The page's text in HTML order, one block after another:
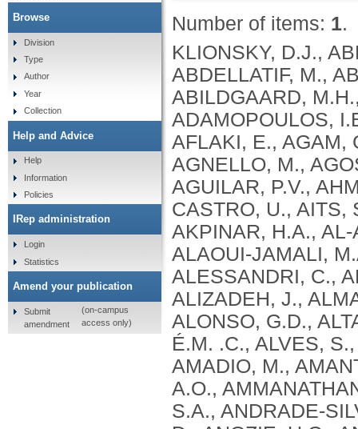
Number of items: 1.
KLIONSKY, D.J., ABDEL-AZIZ, A.K., ABDELFATAH, S., ABDELLATIF, M., ABDOLI, A., ABEL, S., ABELIOVICH, H., ABILDGAARD, M.H., ABUDU, Y.P., ACEVEDO-AROZENA, A., ADAMOPOULOS, I.E., ADELI, K., ADOLPH, T.E., ADORNETTO, A., AFLAKI, E., AGAM, G., AGARWAL, A., AGGARWAL, B.B., AGNELLO, M., AGOSTINIS, P., AGREWALA, J.N., AGROTIS, A., AGUILAR, P.V., AHMAD, S. .T., AHMED, Z.M., AHUMADA-CASTRO, U., AITS, S., AIZAWA, S., AKKOC, Y., AKOUMIANAKI, T., AKPINAR, H.A., AL-ABD, A.M., AL-AKRA, L., AL-GHARAIBEH, A., ALAOUI-JAMALI, M.A., ALBERTI, S., ALCOCER-GÓMEZ, E., ALESSANDRI, C., ALI, M., ALIM AL-BARI, M. .A., ALIWAINI, S., ALIZADEH, J., ALMACELLAS, E., ALMASAN, A., ALONSO, A., ALONSO, G.D., ALTAN-BONNET, N., ALTIERI, D.C., ÁLVAREZ, É.M. .C., ALVES, S., ALVES DA COSTA, C., ALZAHARNA, M.M., AMADIO, M., AMANTINI, C., AMARAL, C., AMBROSIO, S., AMER, A.O., AMMANATHAN, V., AN, Z., ANDERSEN, S.U., ANDRABI, S.A., ANDRADE-SILVA, M., ANDRES, A.M., ANGELINI, S., ANN, D., ANOZIE, U.C., ANSARI, M.Y., ANTAS, P., ANTEBI, A., ANTÓN, Z., ANWAR, T., APETOH, L., APOSTOLOVA, N., ARAKI, T., ARAKI, Y., ARASAKI, K., ARAÚJO, W.L., ARAYA, J., ARDEN, C., ARÉVALO, M.A., ARGUELLES, S., ARIAS, E., ARIKKATH, J., ARIMOTO, H., ARIOSA, A.R., ARMSTRONG-JAMES, D., ARNAUNÉ-PELLOQUIN, L., AROCA, A., ARROYO, D.S., ARSOV, I., ARTERO, R., ASARO, D.M.L., ASCHNER, M., ASHRAFIZADEH, M., ASHUR-FABIAN, O., ATANASOV, A.G., AU, A.K., AUBERGER, P., AUNER, H.W., AURELIAN, L., AUTELLI, R., AVAGLIANO, L., ÁVALOS, Y., AVEIC, S., AVELEIRA, C.A., AVIN-WITTENBERG, T., AYDIN, Y., AYTON, S., AYYADEVARA, S., AZZOPARDI, M., BABA, M., BACKER, J.M., BACKUES, S.K., BAE, D.H., BAE, O.N., BAE, S.H., BAEHRECKE, E.H., BAEK, A., BAEK, S.H., BAEK, S.H., BAGETTA, G., BAGNIEWSKA-ZADWORNA, A., BAI, H., BAI, J., BAI, X., BAI, Y., BAIRAGI, N., BAKSI, S., BALBI, T., BALDARI, C.T., BALDUINI, W., BALLABIO, A., BALLESTER, M., BALAZADEH, S., BALZAN, R., BANDOPADHYAY, R., BANERJEE, S., BANERJEE, S., BÁNRÉTI, Á., BAO, Y., BAPTISTA, M.S., BARACCA, A., BARBATI, C., BARGIELA, A., BARILÀ, D., BARLOW, P.G., BARMADA, S.J., BARREIRO, E., BARRETO, G.E., BARTEK, J., BARTEL, B., BARTOLOME, A., BARVE, G.R., BASAGOUDANAVAR, S.H., BASSHAM, D.C., BAST, R.C., BASU, A., BATOKO, H., BATTEN, I., BAULIEU, E.E., BAUMGARNER, B.L., BAYRY, J., BEALE, R., BEAU, I., BEAUMATIN, F., BECHARA, L.R.G., BECK, G.R., BEERS, M.F., BEGUN, J., BEHRENDS, C., BEHRENS, G.M.N., BEI, R., BEJARANO, E., BEL, S., BEHL, C., BELAID, A., BELGAREH-TOUZÉ, N., BELLAROSA, C., BELLEUDI, F., BELLÓ PÉREZ, M., BELLO-MORALES, R., BELTRAN, J.S.D.O., BELTRAN, S., BENBROOK, D.M., BENDORIUS, M., BENITEZ, B.A., BENITO-CUESTA, I., BENSALEM, J., BERCHTOLD, M.W., BEREZOWSKA, S., BERGAMASCHI, D., BERGAMI, M., BERGMANN, A., BERLIOCCHI, L., BERLIOZ-TORRENT, C., BERNARD, A., BERTHOUX, L., BESIRLI, C.G., BESTEIRO, S., BETIN, V.M., BEYAERT, R., BEZBRADICA, J.S., BHASKAR, K., BHATIA-KISSOVA, I., BHATTACHARYA, R., BHATTACHARYA, S., BHATTACHARYYA, S., BHUIYAN, M. .S., BHUTIA, S.K., BI, L., BI, X., BIDEN, T.J., BIJIAN, K., BILLES, V.A., BINART, N., BINCOLETTO, C., BIRGISDOTTIR, A.B., BJORKOY, G., BLANCO, G., BLAS-GARCIA, A., BLASIAK, J., BLOMGRAN, R., BLOMGREN, K., BLUM, J.S., BOADA-ROMERO, E., BOBAN, M., BOESZE-BATTAGLIA, K., BOEUF, P., BOLAND, B., BOMONT, P., BONALDO, P., BONAM, S.R., BONFILI, L., BONIFACINO, J.S., BOONE, B.A., BOOTMAN, M.D., BORDI, M., BORNER, C., BORNHAUSER, B.C., BORTHAKUR, G., BOSCH, J., BOSE, S., BOTANA, L.M., BOTAS, J., BOULANGER, C.M., BOULTON, M.E., BOURDENX, M., BOURGEOIS, B., BOURKE, N.M., BOUSQUET, G., BOYA, P., BOZHKOV, P.V., BOZI, L.H. .M.,
Browse
Division
Type
Author
Year
Collection
Help and Advice
Help
Information
Policies
IRep administration
Login
Statistics
Amend your publication
Submit
amendment
(on-campus
access only)